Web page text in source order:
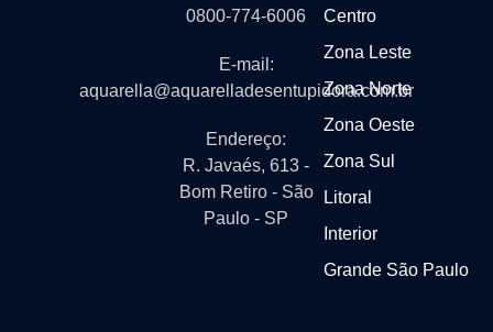
0800-774-6006
E-mail:
aquarella@aquarelladesentupidora.com.br
Endereço:
R. Javaés, 613 -
Bom Retiro - São
Paulo - SP
Centro
Zona Leste
Zona Norte
Zona Oeste
Zona Sul
Litoral
Interior
Grande São Paulo